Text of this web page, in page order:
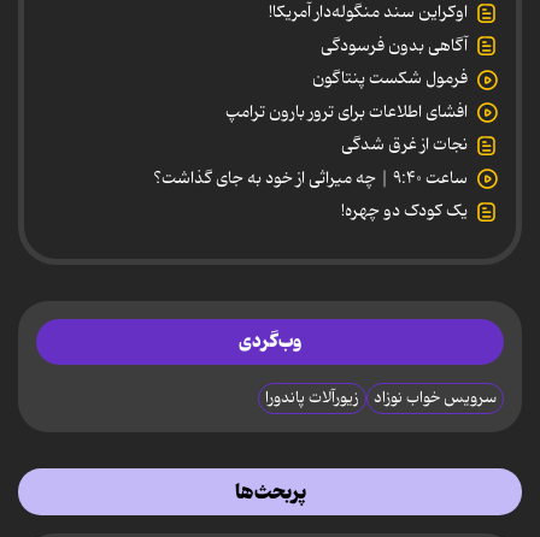
اوکراین سند منگوله‌دار آمریکا!
آگاهی بدون فرسودگی
فرمول شکست پنتاگون
افشای اطلاعات برای ترور بارون ترامپ
نجات از غرق شدگی
ساعت ۹:۴۰ | چه میراثی از خود به جای گذاشت؟
یک کودک دو چهره!
وب‌گردی
سرویس خواب نوزاد زیورآلات پاندورا
پربحث‌ها